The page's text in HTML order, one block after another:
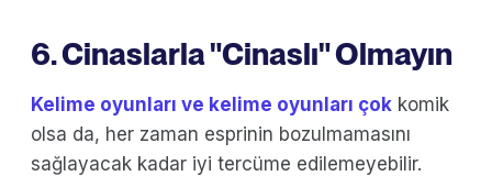
6. Cinaslarla "Cinaslı" Olmayın
Kelime oyunları ve kelime oyunları çok komik
olsa da, her zaman esprinin bozulmamasını
sağlayacak kadar iyi tercüme edilemeyebilir.